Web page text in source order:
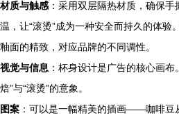
材质与触感 ：采用双层隔热材质，确保
温，让“滚烫”成为一种安全而持久的体验
釉面的精致，对应品牌的不同调性。
视觉与信息 ：杯身设计是广告的核心画
焙”与“滚烫”的意象。
图案 ：可以是一幅精美的插画——咖啡豆